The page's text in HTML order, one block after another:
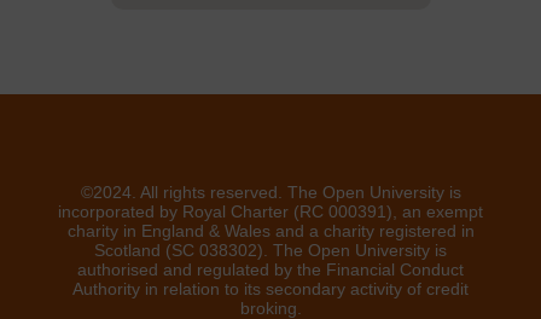
©2024. All rights reserved. The Open University is
incorporated by Royal Charter (RC 000391), an exempt
charity in England & Wales and a charity registered in
Scotland (SC 038302). The Open University is
authorised and regulated by the Financial Conduct
Authority in relation to its secondary activity of credit
broking.